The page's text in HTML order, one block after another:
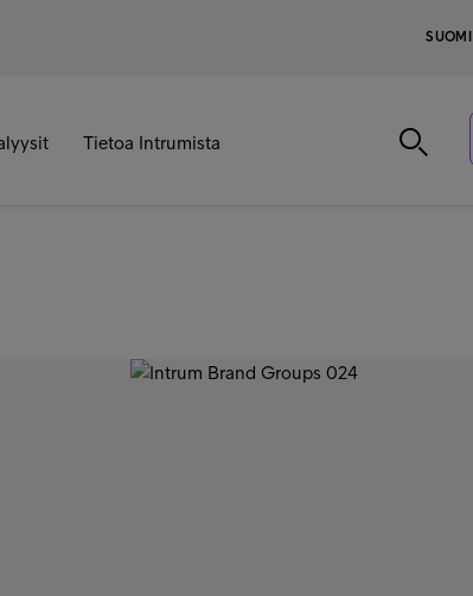
SUOMI
Tietoa Intrumista